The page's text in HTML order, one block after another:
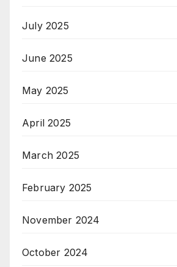
July 2025
June 2025
May 2025
April 2025
March 2025
February 2025
November 2024
October 2024